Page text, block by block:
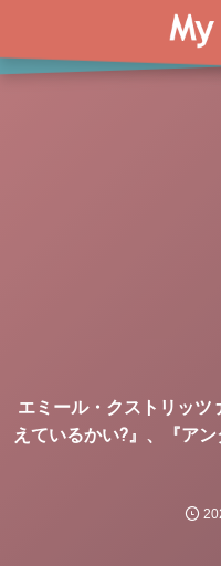
エミール・クストリッツ
えているかい?』、『ア